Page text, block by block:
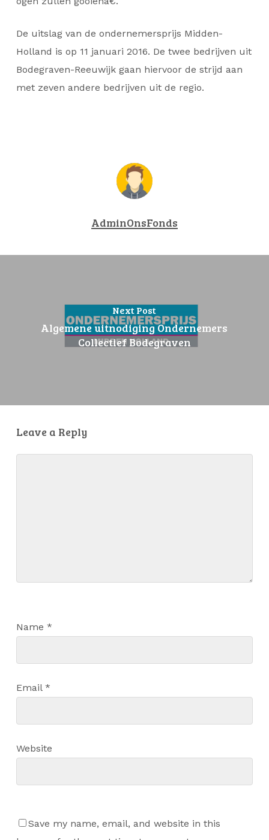
De uitslag van de ondernemersprijs Midden-
Holland is op 11 januari 2016. De twee bedrijven uit
Bodegraven-Reeuwijk gaan hiervoor de strijd aan
met zeven andere bedrijven uit de regio.
AdminOnsFonds
Next Post
Algemene uitnodiging Ondernemers
Collectief Bodegraven
Leave a Reply
Name *
Email *
Website
Save my name, email, and website in this